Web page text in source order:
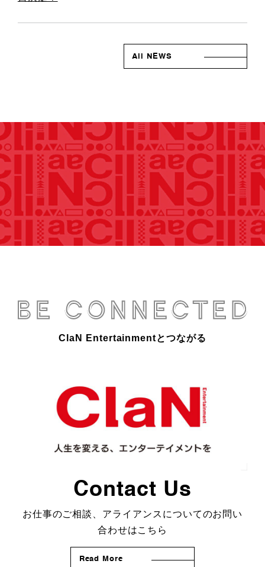
All NEWS
ClaN Entertainmentとつながる
Contact Us
お仕事のご相談、アライアンスについてのお問い
合わせはこちら
Read More